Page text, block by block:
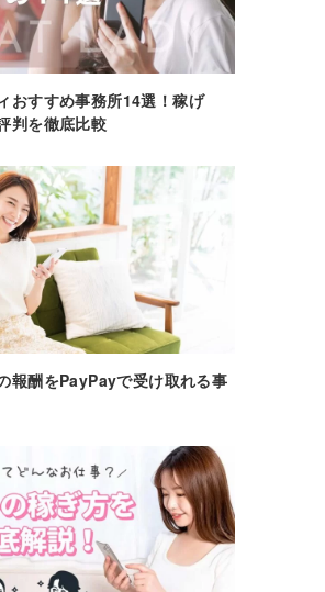
おすすめ事務所14選！稼げ
判を徹底比較
報酬をPayPayで受け取れる事